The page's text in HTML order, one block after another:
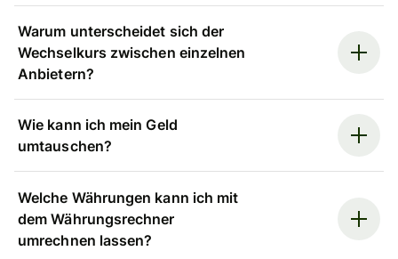
Warum unterscheidet sich der
Wechselkurs zwischen einzelnen
Anbietern?
Wie kann ich mein Geld
umtauschen?
Welche Währungen kann ich mit
dem Währungsrechner
umrechnen lassen?